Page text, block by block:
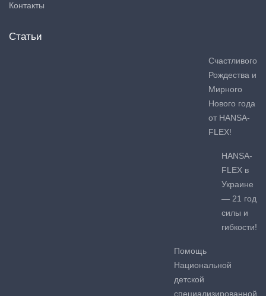
Контакты
Статьи
Счастливого
Рождества и
Мирного
Нового года
от HANSA-
FLEX!
HANSA-
FLEX в
Украине
— 21 год
силы и
гибкости!
Помощь
Национальной
детской
специализированной